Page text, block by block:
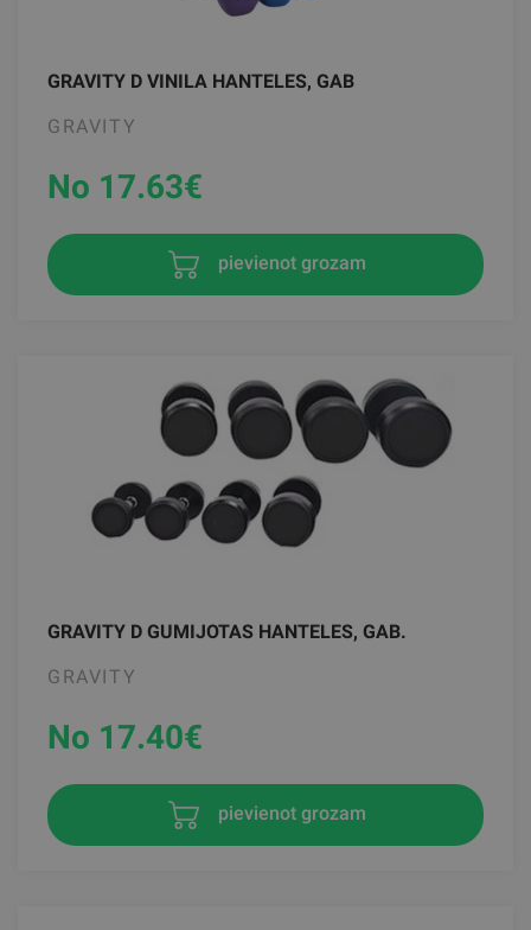
GRAVITY D VINILA HANTELES, GAB
GRAVITY
No 17.63€
pievienot grozam
GRAVITY D GUMIJOTAS HANTELES, GAB.
GRAVITY
No 17.40€
pievienot grozam